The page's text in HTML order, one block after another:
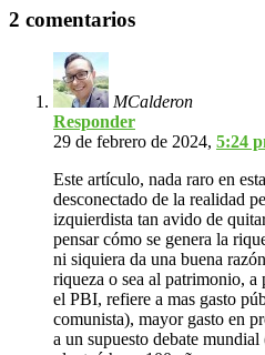
2 comentarios
MCalderon
Responder
29 de febrero de 2024, 5:24
Este artículo, nada raro en
desconectado de la realidad
izquierdista tan avido de
pensar cómo se genera la
ni siquiera da una buena
riqueza o sea al patrimonio, a
el PBI, refiere a mas gasto
comunista), mayor gasto en
a un supuesto debate